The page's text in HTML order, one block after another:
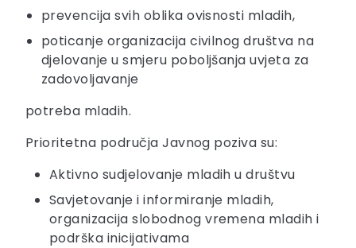
prevencija svih oblika ovisnosti mladih,
poticanje organizacija civilnog društva na
djelovanje u smjeru poboljšanja uvjeta za
zadovoljavanje
potreba mladih.
Prioritetna područja Javnog poziva su:
Aktivno sudjelovanje mladih u društvu
Savjetovanje i informiranje mladih,
organizacija slobodnog vremena mladih i
podrška inicijativama